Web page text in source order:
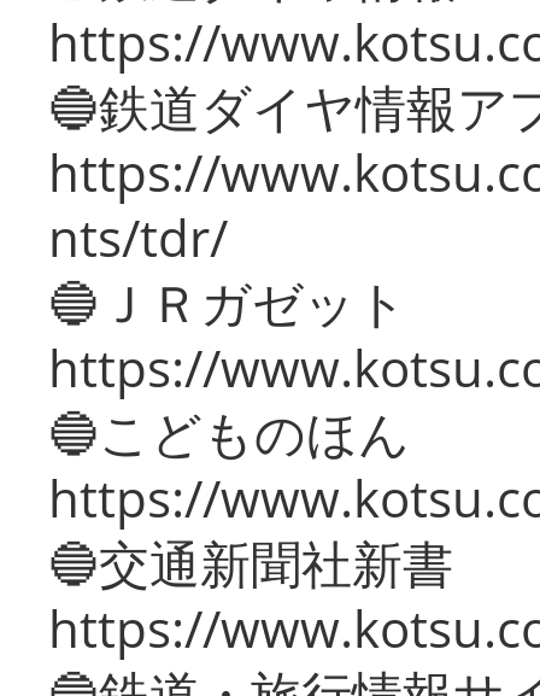
https://
🔵鉄道ダイヤ情報ア
https://
nts/tdr/
🔵ＪＲガゼット
https://
🔵こどものほん
https://
🔵交通新聞社新書
https://